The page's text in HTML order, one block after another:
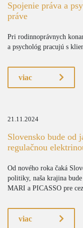
Spojenie práva a
práve
Pri rodinnoprávnych
a psychológ pracujú s
viac
21.11.2024
Slovensko bude od
regulačnou
Od nového roka čaká
politiky, naša krajina
MARI a PICASSO pre
viac